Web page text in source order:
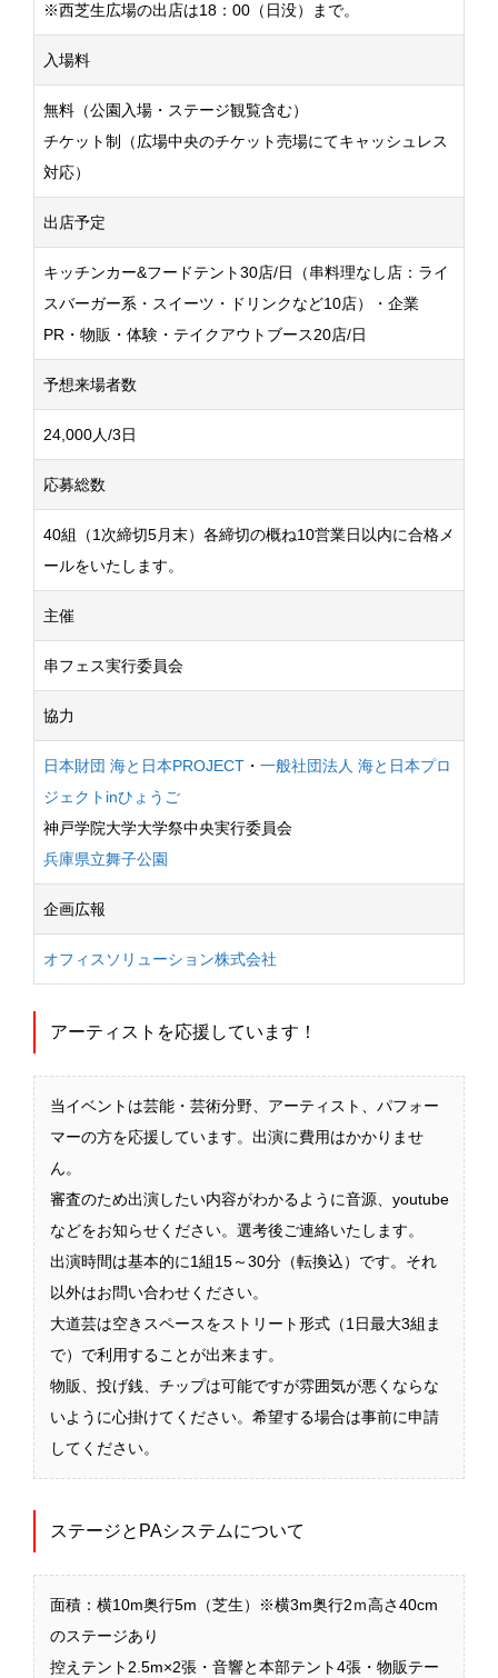
※西芝生広場の出店は18：00（日没）まで。
入場料
無料（公園入場・ステージ観覧含む）
チケット制（広場中央のチケット売場にてキャッシュレス
対応）
出店予定
キッチンカー&フードテント30店/日（串料理なし店：ライ
スバーガー系・スイーツ・ドリンクなど10店）・企業
PR・物販・体験・テイクアウトブース20店/日
予想来場者数
24,000人/3日
応募総数
40組（1次締切5月末）各締切の概ね10営業日以内に合格メ
ールをいたします。
主催
串フェス実行委員会
協力
日本財団 海と日本PROJECT ・ 一般社団法人 海と日本プロ
ジェクトinひょうご
神戸学院大学大学祭中央実行委員会
兵庫県立舞子公園
企画広報
オフィスソリューション株式会社
アーティストを応援しています！
当イベントは芸能・芸術分野、アーティスト、パフォー
マーの方を応援しています。出演に費用はかかりませ
ん。
審査のため出演したい内容がわかるように音源、youtube
などをお知らせください。選考後ご連絡いたします。
出演時間は基本的に1組15～30分（転換込）です。それ
以外はお問い合わせください。
大道芸は空きスペースをストリート形式（1日最大3組ま
で）で利用することが出来ます。
物販、投げ銭、チップは可能ですが雰囲気が悪くならな
いように心掛けてください。希望する場合は事前に申請
してください。
ステージとPAシステムについて
面積：横10m奥行5m（芝生）※横3m奥行2ｍ高さ40cm
のステージあり
控えテント2.5m×2張・音響と本部テント4張・物販テー